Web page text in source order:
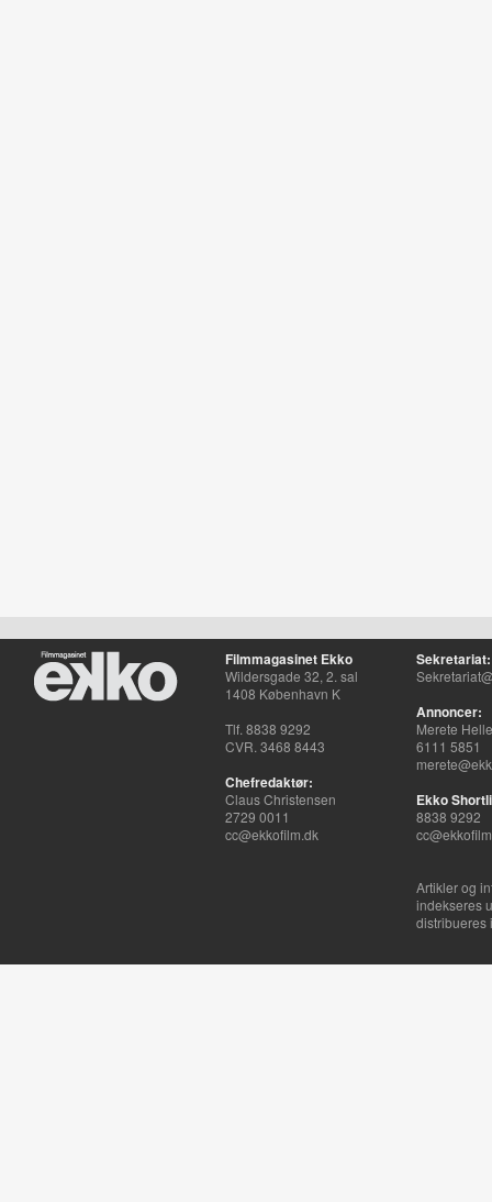
Filmmagasinet Ekko
Wildersgade 32, 2. sal
1408 København K
Tlf. 8838 9292
CVR. 3468 8443
Chefredaktør:
Claus Christensen
2729 0011
cc@ekkofilm.dk
Sekretariat:
Annoncer:
Merete
6111 5851
Ekko
8838 9292
Artikler og
indekseres
distribueres